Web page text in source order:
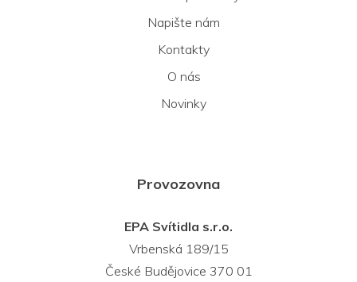
Napište nám
Kontakty
O nás
Novinky
Provozovna
EPA Svítidla s.r.o.
Vrbenská 189/15
České Budějovice 370 01